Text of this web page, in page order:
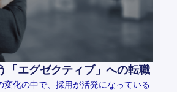
「エグゼクティブ」への転職
変化の中で、採用が活発になっている